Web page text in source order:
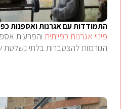
התמודדות עם אגרנות ואספנות
פינוי אגרנות כפייתית והפרעות
הגורמות להצטברות בלתי נשלטת